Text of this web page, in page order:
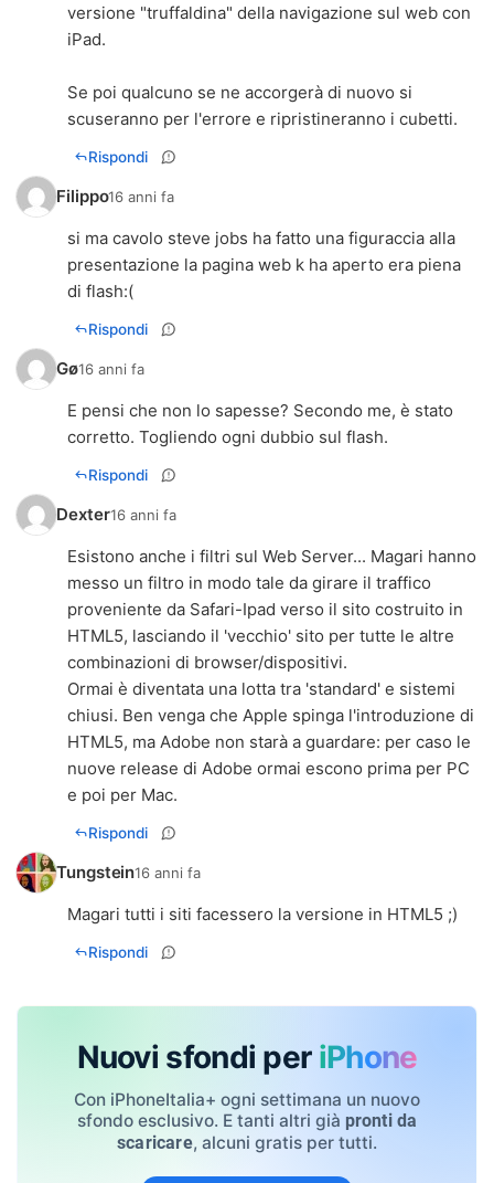
versione "truffaldina" della navigazione sul web con
iPad.
Se poi qualcuno se ne accorgerà di nuovo si
scuseranno per l'errore e ripristineranno i cubetti.
Rispondi
Filippo16 anni fa
si ma cavolo steve jobs ha fatto una figuraccia alla
presentazione la pagina web k ha aperto era piena
di flash:(
Rispondi
Gø16 anni fa
E pensi che non lo sapesse? Secondo me, è stato
corretto. Togliendo ogni dubbio sul flash.
Rispondi
Dexter16 anni fa
Esistono anche i filtri sul Web Server... Magari hanno
messo un filtro in modo tale da girare il traffico
proveniente da Safari-Ipad verso il sito costruito in
HTML5, lasciando il 'vecchio' sito per tutte le altre
combinazioni di browser/dispositivi.
Ormai è diventata una lotta tra 'standard' e sistemi
chiusi. Ben venga che Apple spinga l'introduzione di
HTML5, ma Adobe non starà a guardare: per caso le
nuove release di Adobe ormai escono prima per PC
e poi per Mac.
Rispondi
Tungstein16 anni fa
Magari tutti i siti facessero la versione in HTML5 ;)
Rispondi
Nuovi sfondi per iPhone
Con iPhoneItalia+ ogni settimana un nuovo
sfondo esclusivo. E tanti altri già pronti da
scaricare, alcuni gratis per tutti.